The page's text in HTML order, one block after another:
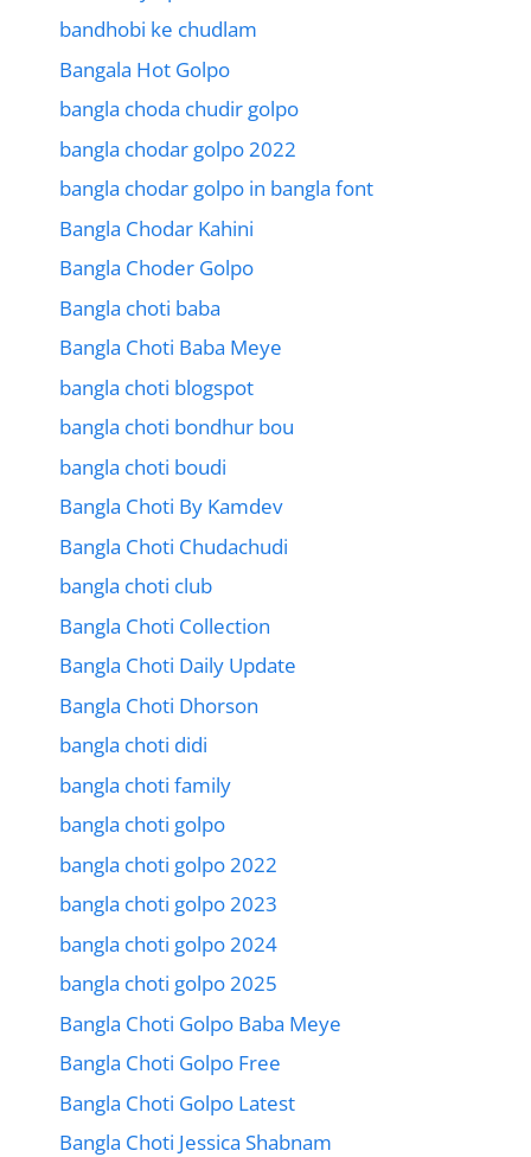
bandhobi ke chudlam
Bangala Hot Golpo
bangla choda chudir golpo
bangla chodar golpo 2022
bangla chodar golpo in bangla font
Bangla Chodar Kahini
Bangla Choder Golpo
Bangla choti baba
Bangla Choti Baba Meye
bangla choti blogspot
bangla choti bondhur bou
bangla choti boudi
Bangla Choti By Kamdev
Bangla Choti Chudachudi
bangla choti club
Bangla Choti Collection
Bangla Choti Daily Update
Bangla Choti Dhorson
bangla choti didi
bangla choti family
bangla choti golpo
bangla choti golpo 2022
bangla choti golpo 2023
bangla choti golpo 2024
bangla choti golpo 2025
Bangla Choti Golpo Baba Meye
Bangla Choti Golpo Free
Bangla Choti Golpo Latest
Bangla Choti Jessica Shabnam